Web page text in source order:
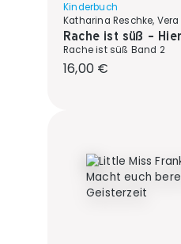
Kinderbuch
Katharina Reschke,
Rache ist süß -
Rache ist süß Band 2
Regulärer Preis:
16,00 €